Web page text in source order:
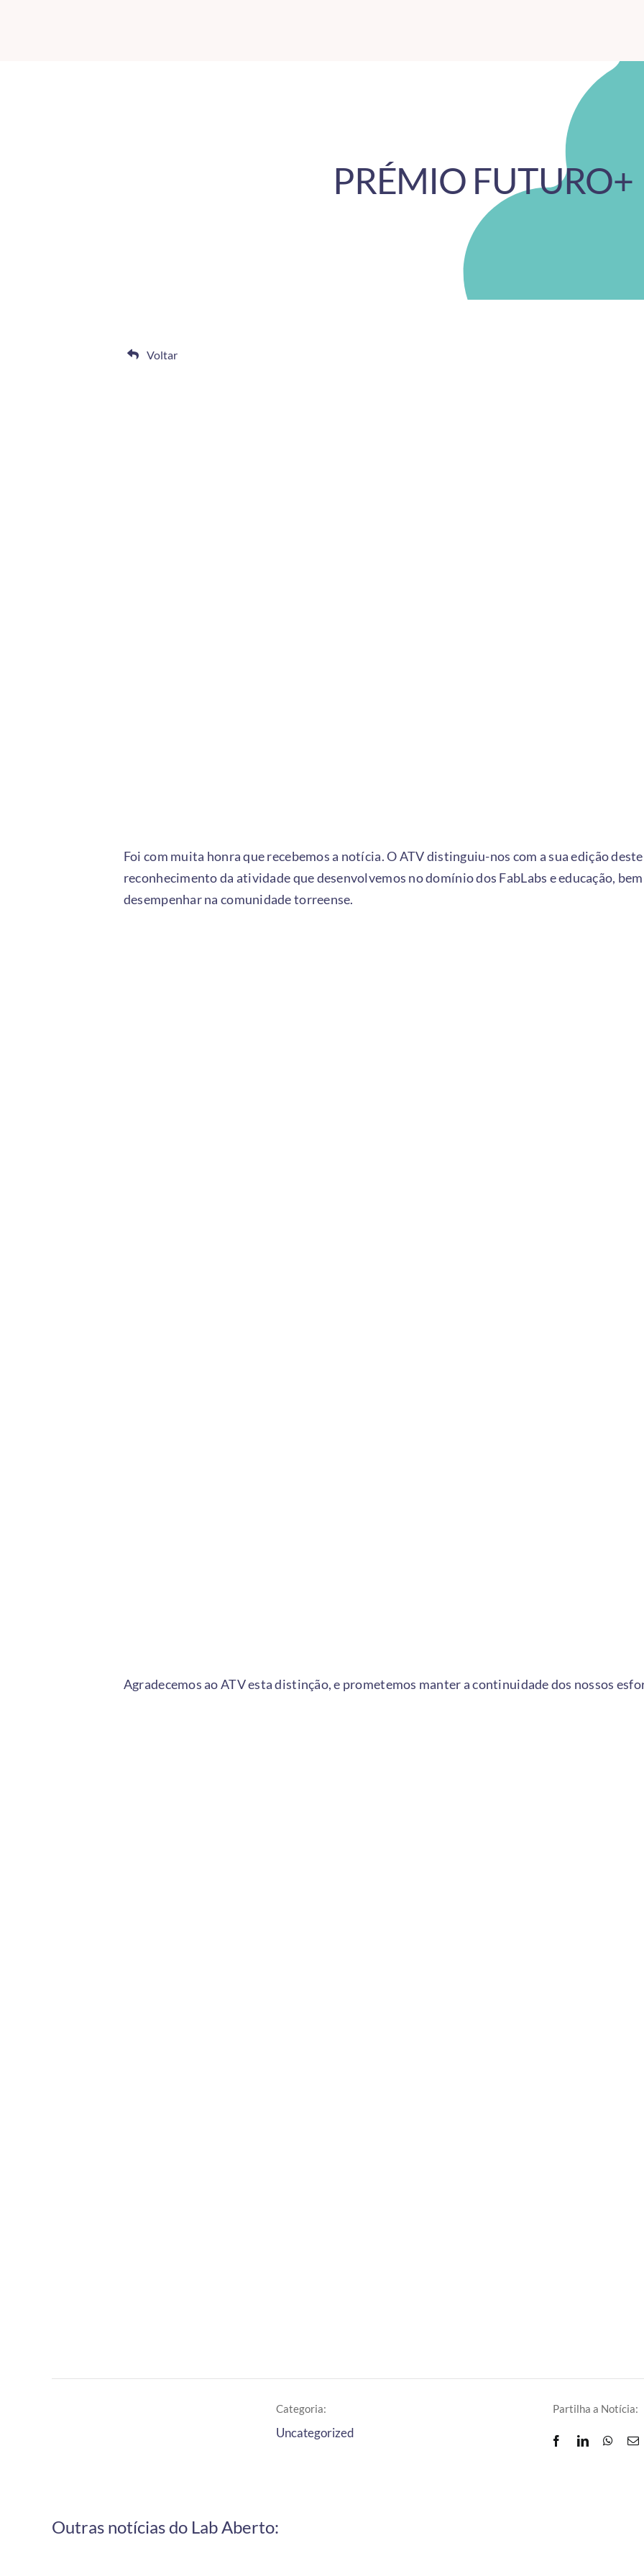
PRÉMIO FUTURO+
Voltar
Foi com muita honra que recebemos a notícia. O ATV distinguiu-nos com a sua edição
reconhecimento da atividade que desenvolvemos no domínio dos FabLabs e educação,
desempenhar na comunidade torreense.
Agradecemos ao ATV esta distinção, e prometemos manter a continuidade dos nossos
Categoria:
Uncategorized
Partilha a Notícia:
Outras notícias do Lab Aberto: